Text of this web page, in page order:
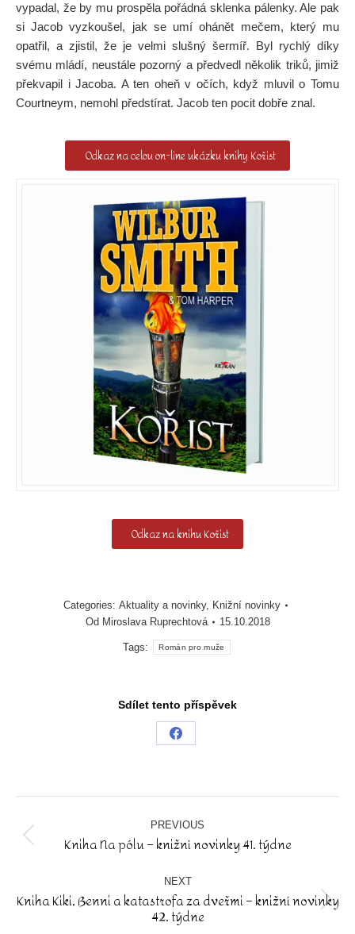
vypadal, že by mu prospěla pořádná sklenka pálenky. Ale pak
si Jacob vyzkoušel, jak se umí ohánět mečem, který mu
opatřil, a zjistil, že je velmi slušný šermíř. Byl rychlý díky
svému mládí, neustále pozorný a předvedl několik triků, jimiž
překvapil i Jacoba. A ten oheň v očích, když mluvil o Tomu
Courtneym, nemohl předstírat. Jacob ten pocit dobře znal.
Odkaz na celou on-line ukázku knihy Kořist
Odkaz na knihu Kořist
Categories: Aktuality a novinky, Knižní novinky
Od Miroslava Ruprechtová 15.10.2018
Tags: Román pro muže
Sdílet tento příspěvek
Share
Post
navigation PREVIOUS
Previous
Kniha Na pólu – knižní novinky 41. týdne
NEXT
Next
post:
Kniha Kiki, Benni a katastrofa za dveřmi – knižní novinky
42. týdne